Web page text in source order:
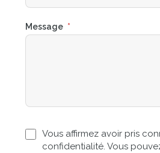
Message *
Vous affirmez avoir pris
confidentialité. Vous